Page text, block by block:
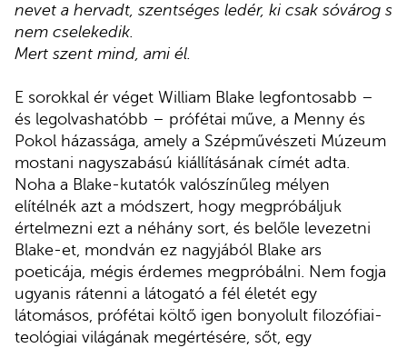
nevet a hervadt, szentséges ledér, ki csak sóvárog s
nem cselekedik.
Mert szent mind, ami él.
E sorokkal ér véget William Blake legfontosabb –
és legolvashatóbb – prófétai műve, a Menny és
Pokol házassága, amely a Szépművészeti Múzeum
mostani nagyszabású kiállításának címét adta.
Noha a Blake-kutatók valószínűleg mélyen
elítélnék azt a módszert, hogy megpróbáljuk
értelmezni ezt a néhány sort, és belőle levezetni
Blake-et, mondván ez nagyjából Blake ars
poeticája, mégis érdemes megpróbálni. Nem fogja
ugyanis rátenni a látogató a fél életét egy
látomásos, prófétai költő igen bonyolult filozófiai-
teológiai világának megértésére, sőt, egy